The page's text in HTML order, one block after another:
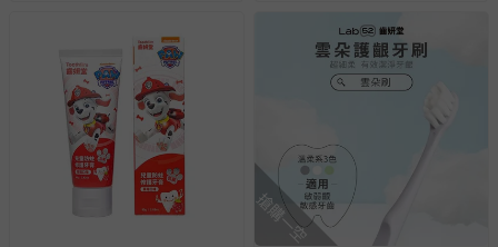
搶購一空